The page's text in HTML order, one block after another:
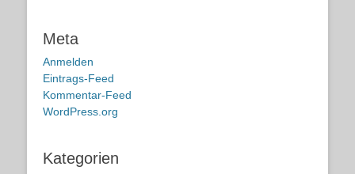
Meta
Anmelden
Eintrags-Feed
Kommentar-Feed
WordPress.org
Kategorien